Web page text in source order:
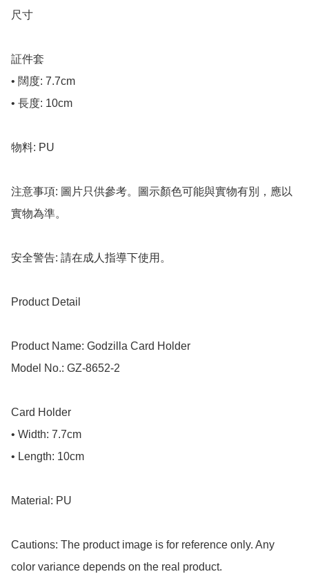
尺寸
証件套
• 闊度: 7.7cm
• 長度: 10cm
物料: PU
注意事項: 圖片只供參考。圖示顏色可能與實物有別，應以
實物為準。
安全警告: 請在成人指導下使用。
Product Detail
Product Name: Godzilla Card Holder
Model No.: GZ-8652-2
Card Holder
• Width: 7.7cm
• Length: 10cm
Material: PU
Cautions: The product image is for reference only. Any
color variance depends on the real product.